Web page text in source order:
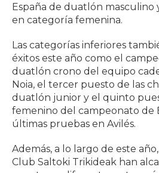
España de duatlón masculino
en categoría femenina.
Las categorías inferiores
éxitos este año como el
duatlón crono del equipo
Noia, el tercer puesto de las
duatlón junior y el quinto
femenino del campeonato de
últimas pruebas en Avilés.
Además, a lo largo de este
Club Saltoki Trikideak han